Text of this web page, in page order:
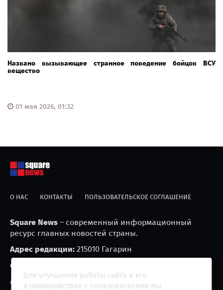
Названо вызывающее странное поведение бойцов ВСУ
вещество
01 мая 2026, 01:32
О НАС КОНТАКТЫ ПОЛЬЗОВАТЕЛЬСКОЕ СОГЛАШЕНИЕ
Square News – современный информационный
ресурс главных новостей страны.
Адрес редакции: 215010 Гагарин
e-mail:
Агрегатор новостей «Square news» (18+)
Для улучшения работы сайта и его
взаимодействия с пользователями мы